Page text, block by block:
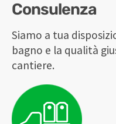
Consulenza
Siamo a tua
bagno e la qualità
cantiere.